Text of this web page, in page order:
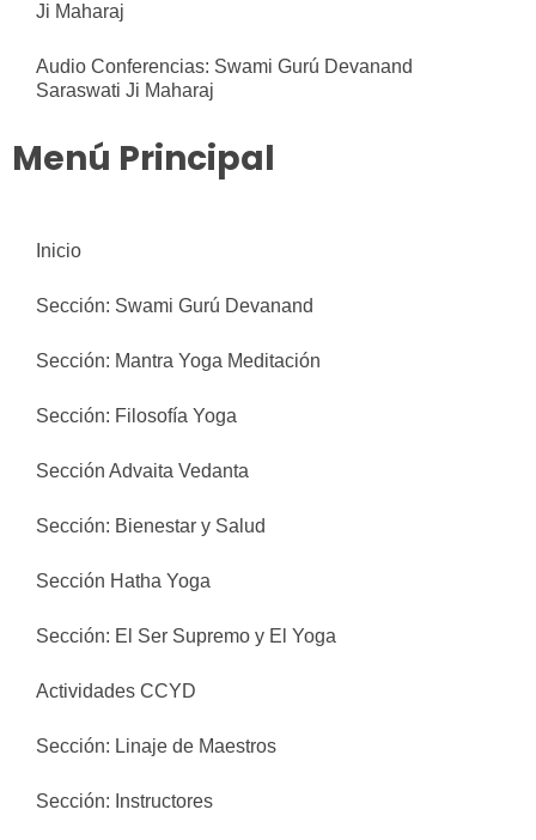
Ji Maharaj
Audio Conferencias: Swami Gurú Devanand
Saraswati Ji Maharaj
Menú Principal
Inicio
Sección: Swami Gurú Devanand
Sección: Mantra Yoga Meditación
Sección: Filosofía Yoga
Sección Advaita Vedanta
Sección: Bienestar y Salud
Sección Hatha Yoga
Sección: El Ser Supremo y El Yoga
Actividades CCYD
Sección: Linaje de Maestros
Sección: Instructores